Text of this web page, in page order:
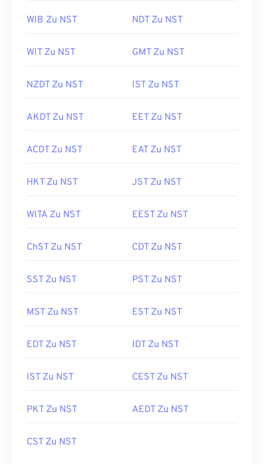
WIB Zu NST NDT Zu NST
WIT Zu NST GMT Zu NST
NZDT Zu NST IST Zu NST
AKDT Zu NST EET Zu NST
ACDT Zu NST EAT Zu NST
HKT Zu NST JST Zu NST
WITA Zu NST EEST Zu NST
ChST Zu NST CDT Zu NST
SST Zu NST PST Zu NST
MST Zu NST EST Zu NST
EDT Zu NST IDT Zu NST
IST Zu NST CEST Zu NST
PKT Zu NST AEDT Zu NST
CST Zu NST